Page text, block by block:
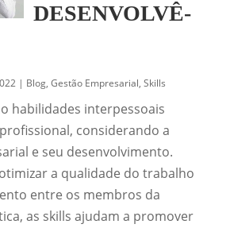
DESENVOLVÊ-
| Blog, Gestão Empresarial, Skills
habilidades interpessoais
considerando a
e seu desenvolvimento.
a qualidade do trabalho
entre os membros da
as skills ajudam a promover